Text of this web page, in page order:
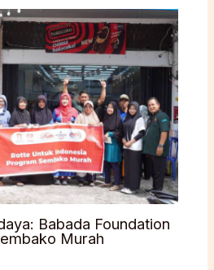
Babada Foundation
Murah